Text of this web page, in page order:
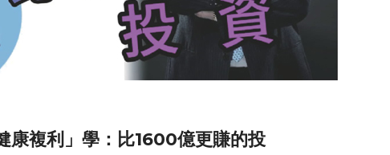
康複利」學：比1600億更賺的投